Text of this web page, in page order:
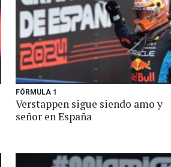
FÓRMULA 1
Verstappen sigue siendo amo y
señor en España